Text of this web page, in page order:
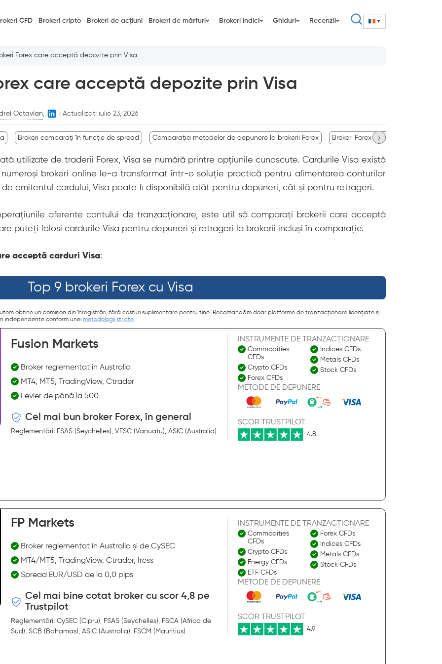
CFD Brokeri cripto Brokeri de acțiuni Brokeri de mărfuri Brokeri indici Ghiduri Recenzii
Forex care acceptă depozite prin Visa
care acceptă depozite prin Visa
Octavian Actualizat: iulie 23, 2026
Brokeri comparați în funcție de spread Comparația metodelor de depunere la brokerii Forex Brokeri Forex în funcție de
›
utilizate de traderii Forex, Visa se numără printre opțiunile cunoscute. Cardurile Visa există
brokeri online le-a transformat într-o soluție practică pentru alimentarea conturilor
emitentul cardului, Visa poate fi disponibilă atât pentru depuneri, cât și pentru retrageri.
aferente contului de tranzacționare, este util să comparați brokerii care acceptă
puteți folosi cardurile Visa pentru depuneri și retrageri la brokerii incluși în comparație.
acceptă carduri Visa:
Top 9 brokeri Forex cu Visa
obține un comision din înregistrări, fără costuri suplimentare pentru tine. Recomandăm doar platforme de tranzacționare licențiate și
independente conform unei metodologii stricte.
Fusion Markets
Broker reglementat în Australia
MT4, MT5, TradingView, Ctrader
Levier de până la 500
Cel mai bun broker Forex, în general
Reglementări: FSAS (Seychelles), VFSC (Vanuatu), ASIC (Australia)
INSTRUMENTE DE TRANZACȚIONARE
Commodities
CFDs
Crypto CFDs
Forex CFDs
Indices CFDs
Metals CFDs
Stock CFDs
METODE DE DEPUNERE
SCOR TRUSTPILOT
4.8
FP Markets
Broker reglementat în Australia și de CySEC
MT4/MT5, TradingView, Ctrader, Iress
Spread EUR/USD de la 0,0 pips
Cel mai bine cotat broker cu scor 4,8 pe
Trustpilot
Reglementări: CySEC (Cipru), FSAS (Seychelles), FSCA (Africa de
Sud), SCB (Bahamas), ASIC (Australia), FSCM (Mauritius)
INSTRUMENTE DE TRANZACȚIONARE
Commodities
CFDs
Crypto CFDs
Energy CFDs
ETF CFDs
Forex CFDs
Indices CFDs
Metals CFDs
Stock CFDs
METODE DE DEPUNERE
SCOR TRUSTPILOT
4.9